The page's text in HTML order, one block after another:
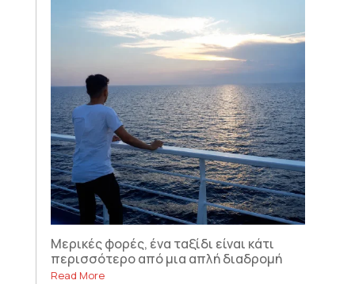
Μερικές φορές, ένα ταξίδι είναι κάτι
περισσότερο από μια απλή διαδρομή
Read More